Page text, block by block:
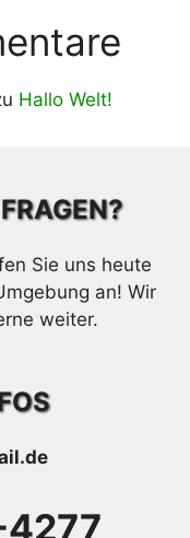
Hallo Welt!
Sie uns heute
an! Wir
weiter.